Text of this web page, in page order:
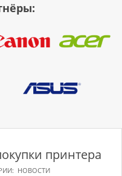
принтера
НОВОСТИ